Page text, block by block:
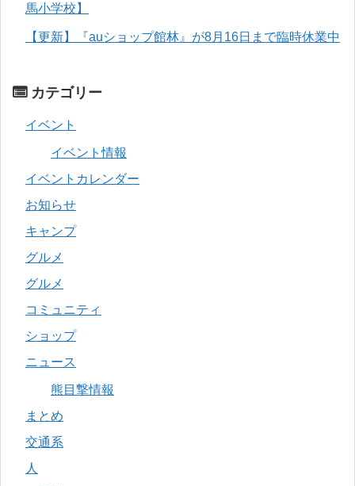
馬小学校】
【更新】『auショップ館林』が8月16日まで臨時休業中
カテゴリー
イベント
イベント情報
イベントカレンダー
お知らせ
キャンプ
グルメ
グルメ
コミュニティ
ショップ
ニュース
熊目撃情報
まとめ
交通系
人